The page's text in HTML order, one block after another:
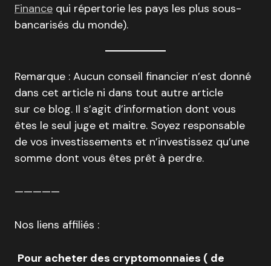
Finance qui répertorie les pays les plus sous-
bancarisés du monde).
Remarque : Aucun conseil financier n’est donné
dans cet article ni dans tout autre article
sur ce blog. Il s’agit d’information dont vous
êtes le seul juge et maitre. Soyez responsable
de vos investissements et n’investissez qu’une
somme dont vous êtes prêt à perdre.
—————
Nos liens affiliés :
Pour acheter des cryptomonnaies ( de